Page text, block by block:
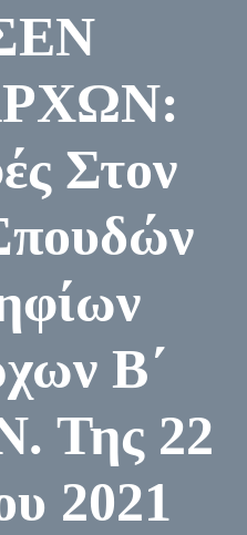
Στον
Β΄
Της 22
2021